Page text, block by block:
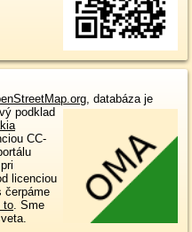
, databáza je
podklad
CC-
licenciou
čerpáme
to. Sme